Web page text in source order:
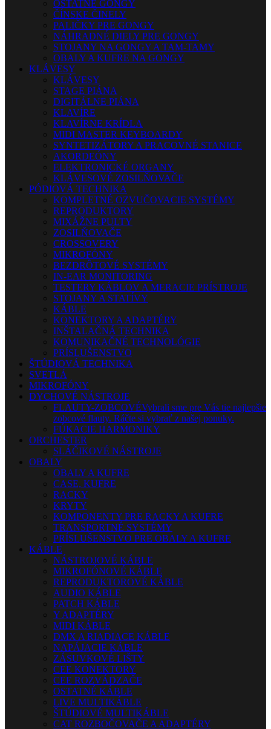
OSTATNÉ GONGY
ČÍNSKE ČINELY
PALIČKY PRE GONGY
NÁHRADNÉ DIELY PRE GONGY
STOJANY NA GONGY A TAM-TAMY
OBALY A KUFRE NA GONGY
KLÁVESY
KLÁVESY
STAGE PIÁNA
DIGITÁLNE PIÁNA
KLAVÍRE
KLAVÍRNE KRÍDLA
MIDI MASTER KEYBOARDY
SYNTETIZÁTORY A PRACOVNÉ STANICE
AKORDEÓNY
ELEKTRONICKÉ ORGANY
KLÁVESOVÉ ZOSILŇOVAČE
PÓDIOVÁ TECHNIKA
KOMPLETNÉ OZVUČOVACIE SYSTÉMY
REPRODUKTORY
MIXÁŽNE PULTY
ZOSILŇOVAČE
CROSSOVERY
MIKROFÓNY
BEZDRÔTOVÉ SYSTÉMY
IN-EAR MONITORING
TESTERY KÁBLOV A MERACIE PRÍSTROJE
STOJANY A STATÍVY
KÁBLE
KONEKTORY A ADAPTÉRY
INŠTALAČNÁ TECHNIKA
KOMUNIKAČNÉ TECHNOLÓGIE
PRÍSLUŠENSTVO
ŠTÚDIOVÁ TECHNIKA
SVETLÁ
MIKROFÓNY
DYCHOVÉ NÁSTROJE
FLAUTY-ZOBCOVÉVybrali sme pre Vás tie najlepšie
zobcové flauty. Ráčte si vybrať z našej ponuky.
FÚKACIE HARMONIKY
ORCHESTER
SLÁČIKOVÉ NÁSTROJE
OBALY
OBALY A KUFRE
CASE, KUFRE
RACKY
KRYTY
KOMPONENTY PRE RACKY A KUFRE
TRANSPORTNÉ SYSTÉMY
PRÍSLUŠENSTVO PRE OBALY A KUFRE
KÁBLE
NÁSTROJOVÉ KÁBLE
MIKROFÓNOVÉ KÁBLE
REPRODUKTOROVÉ KÁBLE
AUDIO KÁBLE
PATCH KÁBLE
Y ADAPTÉRY
MIDI KÁBLE
DMX A RIADIACE KÁBLE
NAPÁJACIE KÁBLE
ZÁSUVKOVÉ LIŠTY
CEE KONEKTORY
CEE ROZVÁDZAČE
OSTATNÉ KÁBLE
LIVE MULTIKÁBLE
ŠTÚDIOVÉ MULTIKÁBLE
CAT ROZBOČOVAČE A ADAPTÉRY